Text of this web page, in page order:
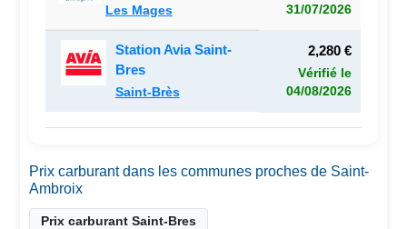
Les Mages
31/07/2026
Station Avia Saint-
Bres
Saint-Brès
2,280 €
Vérifié le
04/08/2026
Prix carburant dans les communes proches de Saint-
Ambroix
Prix carburant Saint-Bres